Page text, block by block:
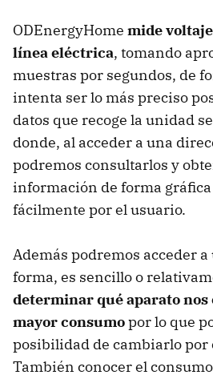
ODEnergyHome mide
línea eléctrica, tomando
muestras por segundos, de
intenta ser lo más preciso
datos que recoge la unidad
donde, al acceder a una
podremos consultarlos y
información de forma
fácilmente por el usuario.
Además podremos acceder
forma, es sencillo o
determinar qué aparato nos
mayor consumopor lo que
posibilidad de cambiarlo por
También conocer el